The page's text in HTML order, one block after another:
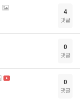
4
댓글
0
댓글
0
댓글